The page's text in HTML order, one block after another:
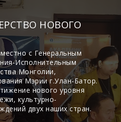
НОВОГО
с Генеральным
Исполнительным
Монголии,
Мэрии г.Улан-Батор.
нового уровня
культурно-
двух наших стран.